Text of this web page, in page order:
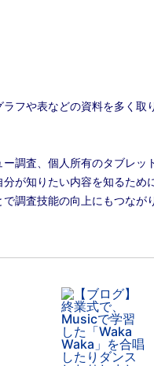
フや表などの資料を多く
調査、個人所有のタブレ
が知りたい内容を知るた
調査技能の向上にもつなが